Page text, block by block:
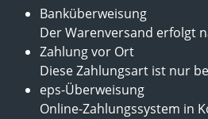
Banküberweisung
Der Warenversand erfolgt
Zahlung vor Ort
Diese Zahlungsart ist nur
eps-Überweisung
Online-Zahlungssystem in